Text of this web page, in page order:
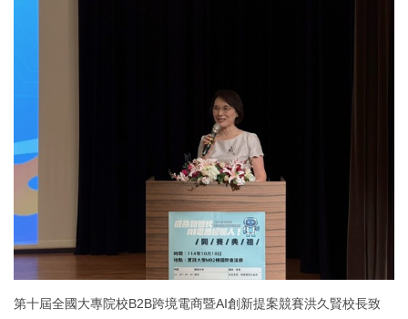
第十屆全國大專院校B2B跨境電商暨AI創新提案競賽洪久賢校長致